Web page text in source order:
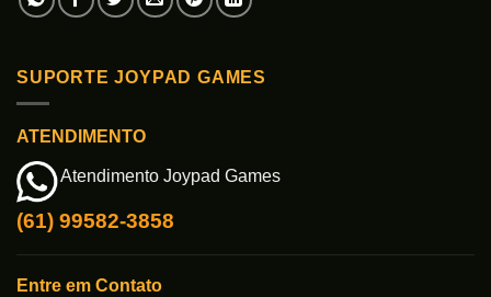
SUPORTE JOYPAD GAMES
ATENDIMENTO
Atendimento Joypad Games
(61) 99582-3858
Entre em Contato